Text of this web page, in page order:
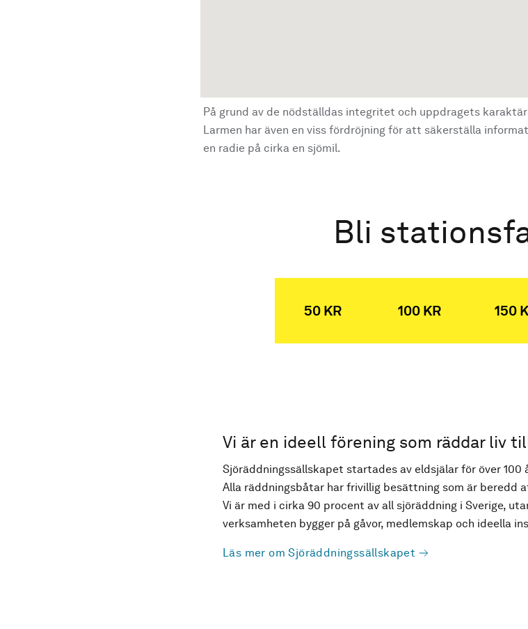
På grund av de nödställdas integritet och uppdragets
Larmen har även en viss fördröjning för att säkerställa
en radie på cirka en sjömil.
Bli
50 KR 100 KR 150
Vi är en ideell förening som räddar liv
Sjöräddningssällskapet startades av eldsjälar för över 100
Alla räddningsbåtar har frivillig besättning som är beredd
Vi är med i cirka 90 procent av all sjöräddning i Sverige,
verksamheten bygger på gåvor, medlemskap och ideella
Läs mer om Sjöräddningssällskapet